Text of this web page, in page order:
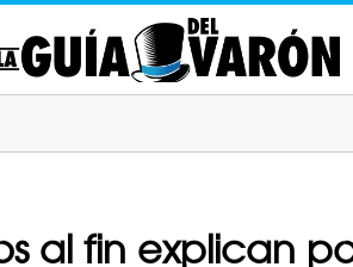
al fin explican